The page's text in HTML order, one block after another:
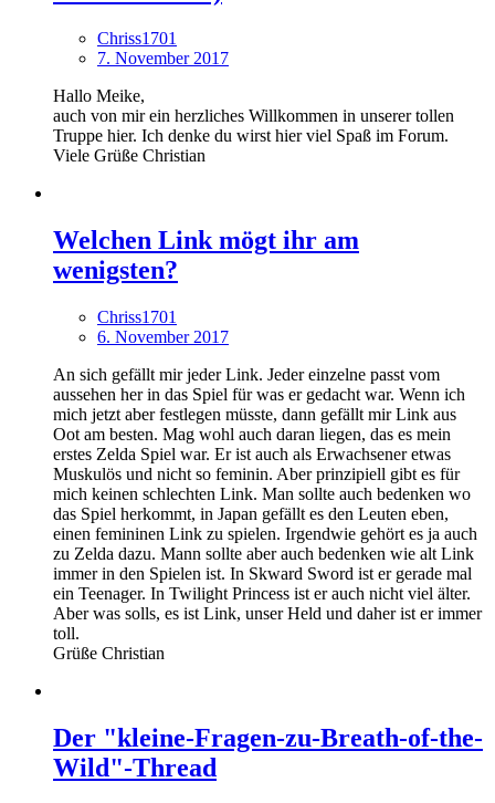
Chriss1701
7. November 2017
Hallo Meike,
auch von mir ein herzliches Willkommen in unserer tollen
Truppe hier. Ich denke du wirst hier viel Spaß im Forum.
Viele Grüße Christian
Welchen Link mögt ihr am
wenigsten?
Chriss1701
6. November 2017
An sich gefällt mir jeder Link. Jeder einzelne passt vom
aussehen her in das Spiel für was er gedacht war. Wenn ich
mich jetzt aber festlegen müsste, dann gefällt mir Link aus
Oot am besten. Mag wohl auch daran liegen, das es mein
erstes Zelda Spiel war. Er ist auch als Erwachsener etwas
Muskulös und nicht so feminin. Aber prinzipiell gibt es für
mich keinen schlechten Link. Man sollte auch bedenken wo
das Spiel herkommt, in Japan gefällt es den Leuten eben,
einen femininen Link zu spielen. Irgendwie gehört es ja auch
zu Zelda dazu. Mann sollte aber auch bedenken wie alt Link
immer in den Spielen ist. In Skward Sword ist er gerade mal
ein Teenager. In Twilight Princess ist er auch nicht viel älter.
Aber was solls, es ist Link, unser Held und daher ist er immer
toll.
Grüße Christian
Der "kleine-Fragen-zu-Breath-of-the-
Wild"-Thread